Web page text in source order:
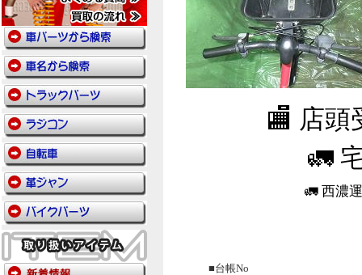
🏬 店頭
🚛
🚛 西濃
■台帳No